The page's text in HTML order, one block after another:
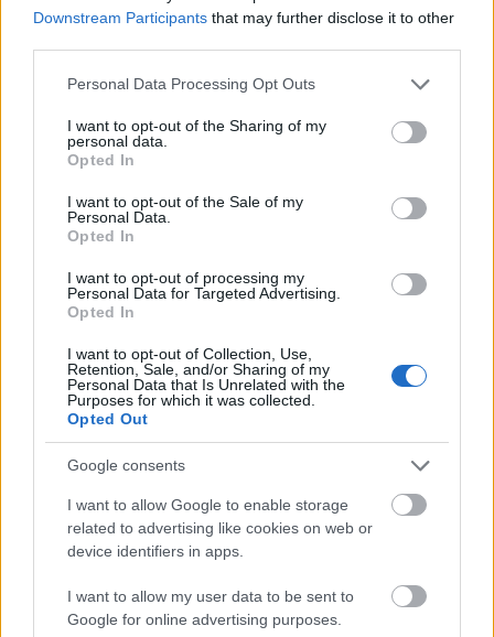
Downstream Participants that may further disclose it to other
Please note that this website/app uses one or more Google
not limited to your visit or usage behaviour. You may click to
grant or deny consent to Google and its third-party tags to
use your data for below specified purposes in below Google
consent section.
Personal Data Processing Opt Outs
I want to opt-out of the Sharing of my
personal data.
Opted In
I want to opt-out of the Sale of my
Personal Data.
Opted In
I want to opt-out of processing my
Personal Data for Targeted Advertising.
Opted In
I want to opt-out of Collection, Use,
Retention, Sale, and/or Sharing of my
Personal Data that Is Unrelated with the
Purposes for which it was collected.
Opted Out
Google consents
I want to allow Google to enable storage
related to advertising like cookies on web or
device identifiers in apps.
I want to allow my user data to be sent to
Google for online advertising purposes.
újságíró ideája elevenedik meg, amire a koronát a
helyüket a legkitűnőbb karakterszínészek
tehetségüket, bár March összetett figurája mellett a
zsurnaliszta hölgy csak másodhegedűs. A
lehet ismerős, akit a vak Aemon mesterként
láthatunk aTrónok Harcá
von Hagen) és Rudolph Fleischert (a csupán egy
jelentben látható, ám mégis félelmetes Hitler)
emelném ki. A sztoriban van néhány kisebb
mellékszál, mondjuk maguk a gyilkosságok is ide
tartoznak, de a legérdekesebb a March-ot és fiát
bemutató tragikus eseménysor. A rendező
Christopher Menaul volt, ő elsősorban tv-sorozatok
és tv-filmek készítőjeként ismert.